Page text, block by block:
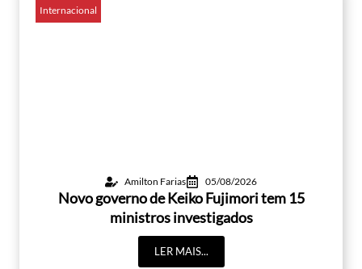
Internacional
Amilton Farias 05/08/2026
Novo governo de Keiko Fujimori tem 15
ministros investigados
LER MAIS...